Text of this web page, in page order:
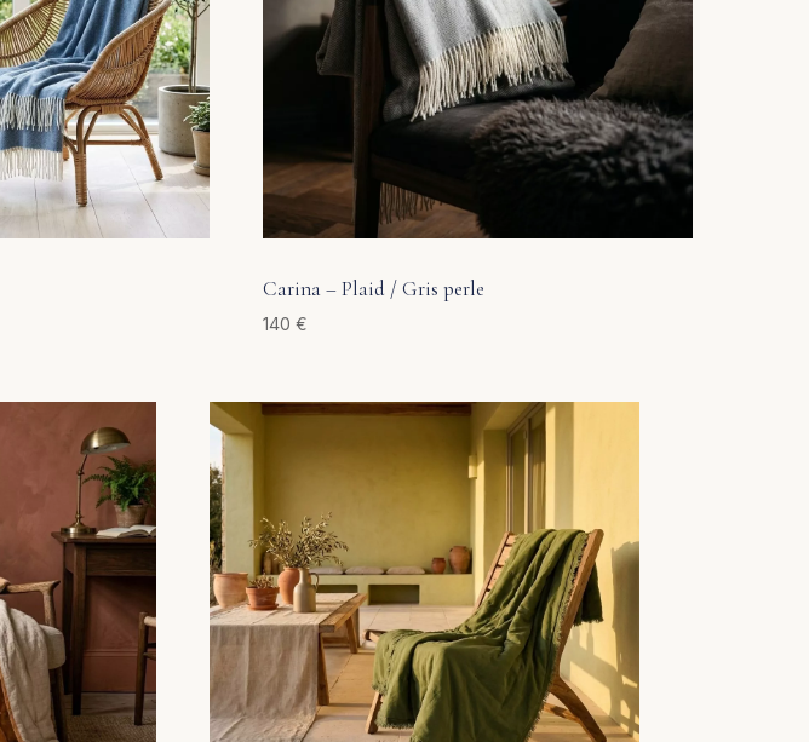
Carina – Plaid / Gris perle
140 €